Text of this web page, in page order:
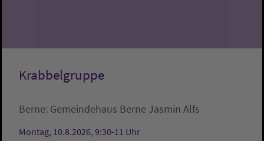
Krabbelgruppe
Berne: Gemeindehaus Berne Jasmin Alfs
Montag, 10.8.2026, 9:30-11 Uhr